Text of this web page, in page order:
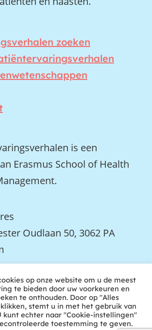
zoeken
is een
Erasmus School of Health
Oudlaan 50, 3062 PA
zijn ook actief op LinkedIn
op onze website om u de meest
te bieden door uw voorkeuren en
te onthouden. Door op "Alles
stemt u in met het gebruik van
kunt echter naar "Cookie-instellingen"
toestemming te geven.